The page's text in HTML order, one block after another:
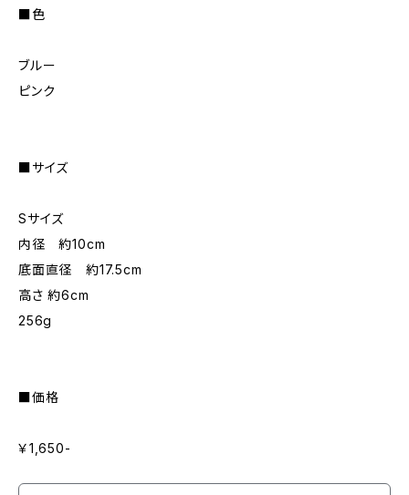
■色
ブルー
ピンク
■サイズ
Sサイズ
内径 約10cm
底面直径 約17.5cm
高さ 約6cm
256g
■価格
￥1,650-